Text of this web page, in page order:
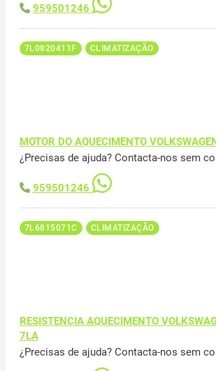
959501246
7L0820411F CLIMATIZAÇÃO
MOTOR DO AQUECIMENTO
¿Precisas de ajuda? Contacta-nos sem
959501246
7L6815071C CLIMATIZAÇÃO
RESISTENCIA AQUECIMENTO
7LA
¿Precisas de ajuda? Contacta-nos sem